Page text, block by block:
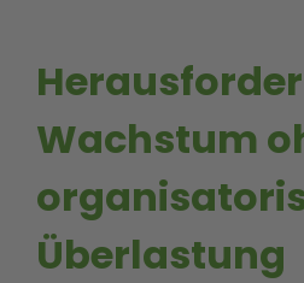
Wachstum
Überlastung